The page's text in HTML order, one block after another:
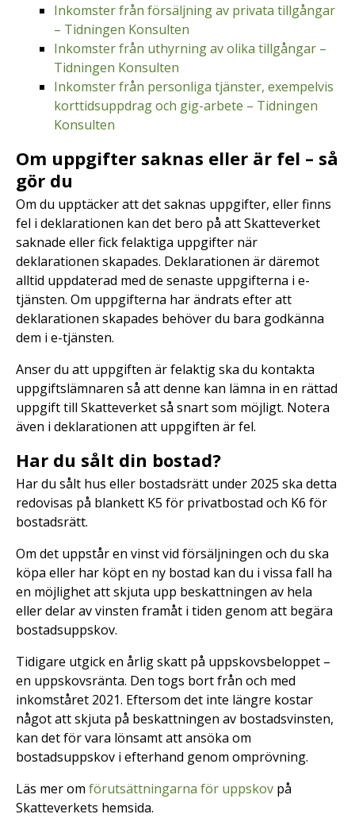
Inkomster från försäljning av privata tillgångar
– Tidningen Konsulten
Inkomster från uthyrning av olika tillgångar –
Tidningen Konsulten
Inkomster från personliga tjänster, exempelvis
korttidsuppdrag och gig-arbete – Tidningen
Konsulten
Om uppgifter saknas eller är fel – så
gör du
Om du upptäcker att det saknas uppgifter, eller finns
fel i deklarationen kan det bero på att Skatteverket
saknade eller fick felaktiga uppgifter när
deklarationen skapades. Deklarationen är däremot
alltid uppdaterad med de senaste uppgifterna i e-
tjänsten. Om uppgifterna har ändrats efter att
deklarationen skapades behöver du bara godkänna
dem i e-tjänsten.
Anser du att uppgiften är felaktig ska du kontakta
uppgiftslämnaren så att denne kan lämna in en rättad
uppgift till Skatteverket så snart som möjligt. Notera
även i deklarationen att uppgiften är fel.
Har du sålt din bostad?
Har du sålt hus eller bostadsrätt under 2025 ska detta
redovisas på blankett K5 för privatbostad och K6 för
bostadsrätt.
Om det uppstår en vinst vid försäljningen och du ska
köpa eller har köpt en ny bostad kan du i vissa fall ha
en möjlighet att skjuta upp beskattningen av hela
eller delar av vinsten framåt i tiden genom att begära
bostadsuppskov.
Tidigare utgick en årlig skatt på uppskovsbeloppet –
en uppskovsränta. Den togs bort från och med
inkomståret 2021. Eftersom det inte längre kostar
något att skjuta på beskattningen av bostadsvinsten,
kan det för vara lönsamt att ansöka om
bostadsuppskov i efterhand genom omprövning.
Läs mer om förutsättningarna för uppskov på
Skatteverkets hemsida.